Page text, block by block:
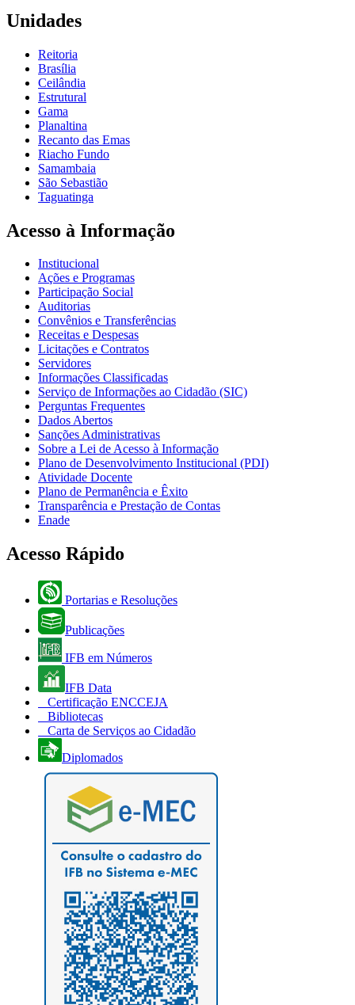
Unidades
Reitoria
Brasília
Ceilândia
Estrutural
Gama
Planaltina
Recanto das Emas
Riacho Fundo
Samambaia
São Sebastião
Taguatinga
Acesso à Informação
Institucional
Ações e Programas
Participação Social
Auditorias
Convênios e Transferências
Receitas e Despesas
Licitações e Contratos
Servidores
Informações Classificadas
Serviço de Informações ao Cidadão (SIC)
Perguntas Frequentes
Dados Abertos
Sanções Administrativas
Sobre a Lei de Acesso à Informação
Plano de Desenvolvimento Institucional (PDI)
Atividade Docente
Plano de Permanência e Êxito
Transparência e Prestação de Contas
Enade
Acesso Rápido
Portarias e Resoluções
Publicações
IFB em Números
IFB Data
Certificação ENCCEJA
Bibliotecas
Carta de Serviços ao Cidadão
Diplomados